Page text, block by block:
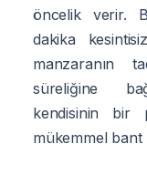
öncelik verir.
dakika
manzaranın
süreliğine
kendisinin bir
mükemmel bant